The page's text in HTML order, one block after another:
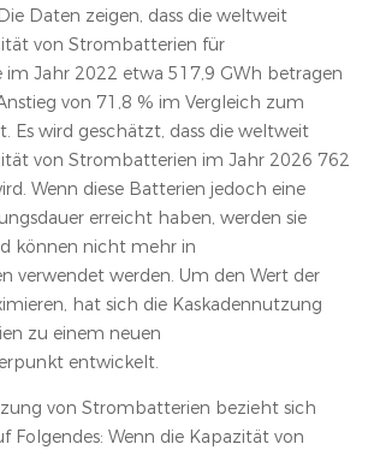
Daten zeigen, dass die weltweit
von Strombatterien für
im Jahr 2022 etwa 517,9 GWh betragen
von 71,8 % im Vergleich zum
Es wird geschätzt, dass die weltweit
von Strombatterien im Jahr 2026 762
Wenn diese Batterien jedoch eine
erreicht haben, werden sie
können nicht mehr in
verwendet werden. Um den Wert der
hat sich die Kaskadennutzung
zu einem neuen
entwickelt.
von Strombatterien bezieht sich
Folgendes: Wenn die Kapazität von